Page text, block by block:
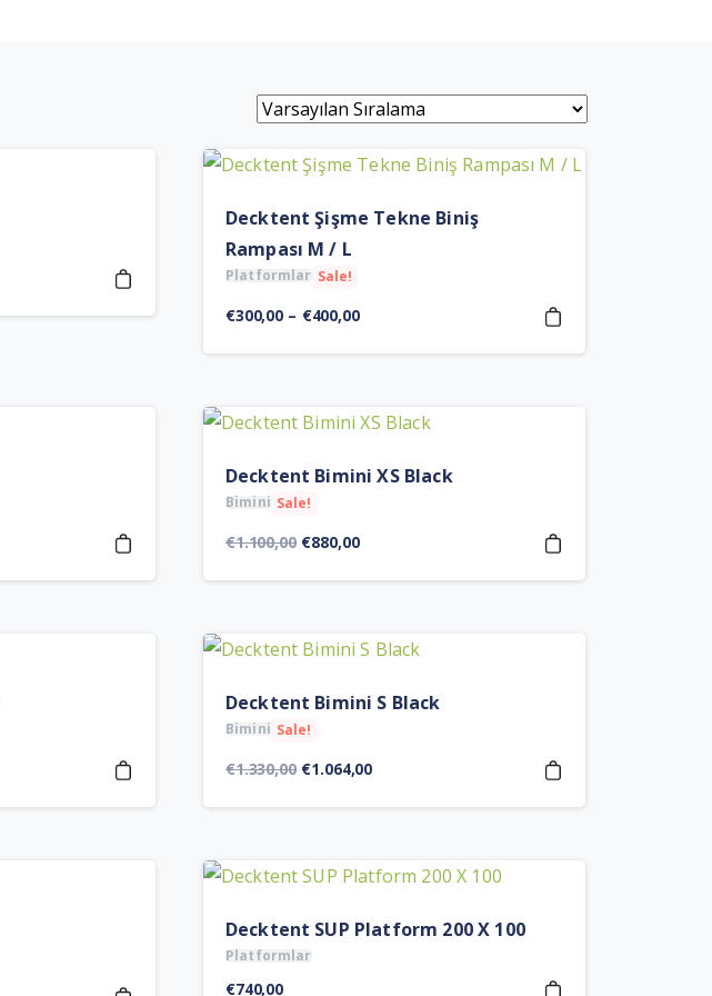
Decktent Şişme Tekne Biniş
Rampası M / L
Platformlar Sale!
€300,00 – €400,00Fiyat
€400,00
Decktent Bimini XS Black
Bimini Sale!
€1.100,00 Orijinal
€880,00Şu
Decktent Bimini S Black
Bimini Sale!
€1.330,00 Orijinal
€1.064,00Şu
Decktent SUP Platform 200 X 100
Platformlar
€740,00